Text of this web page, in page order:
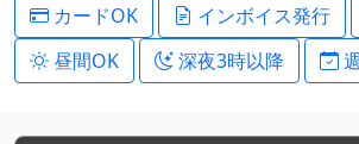
カードOK インボイス発行
昼間OK
深夜3時以降